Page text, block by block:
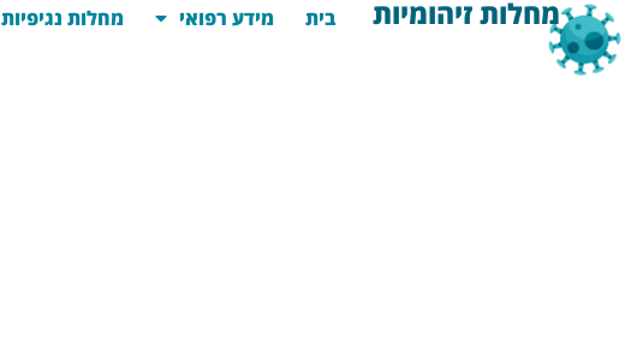
מחלות זיהומיות בית מידע רפואי מחלות נגיפיות